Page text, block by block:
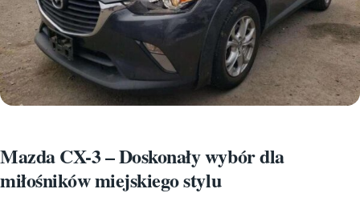
Mazda CX-3 – Doskonały wybór dla
miłośników miejskiego stylu